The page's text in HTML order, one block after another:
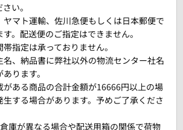
い。
マト運輸、佐川急便もしくは日本郵便で
。配送便のご指定はできません。
指定は承っておりません。
、納品書に弊社以外の物流センター社名
ります。
ある商品の合計金額が16666円以上の場
する場合があります。予めご了承くださ
庫が異なる場合や配送用箱の関係で荷物